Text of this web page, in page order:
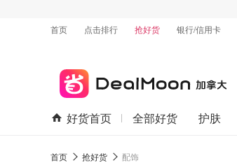
首页
点击排行 抢好货 银行/信用卡
好货首页 全部好货 护肤
首页 抢好货 配饰